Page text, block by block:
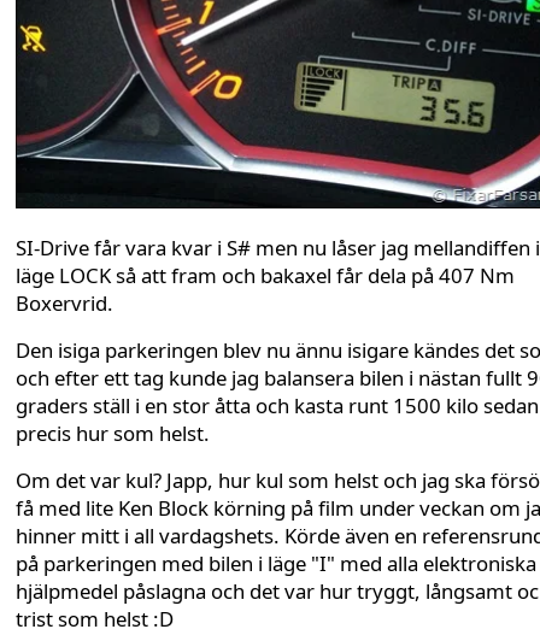
SI-Drive får vara kvar i S# men nu låser jag mellandiffen i
läge LOCK så att fram och bakaxel får dela på 407 Nm
Boxervrid.
Den isiga parkeringen blev nu ännu isigare kändes det
och efter ett tag kunde jag balansera bilen i nästan fullt
graders ställ i en stor åtta och kasta runt 1500 kilo sedan
precis hur som helst.
Om det var kul? Japp, hur kul som helst och jag ska
få med lite Ken Block körning på film under veckan om
hinner mitt i all vardagshets. Körde även en
på parkeringen med bilen i läge "I" med alla elektroniska
hjälpmedel påslagna och det var hur tryggt, långsamt
trist som helst :D